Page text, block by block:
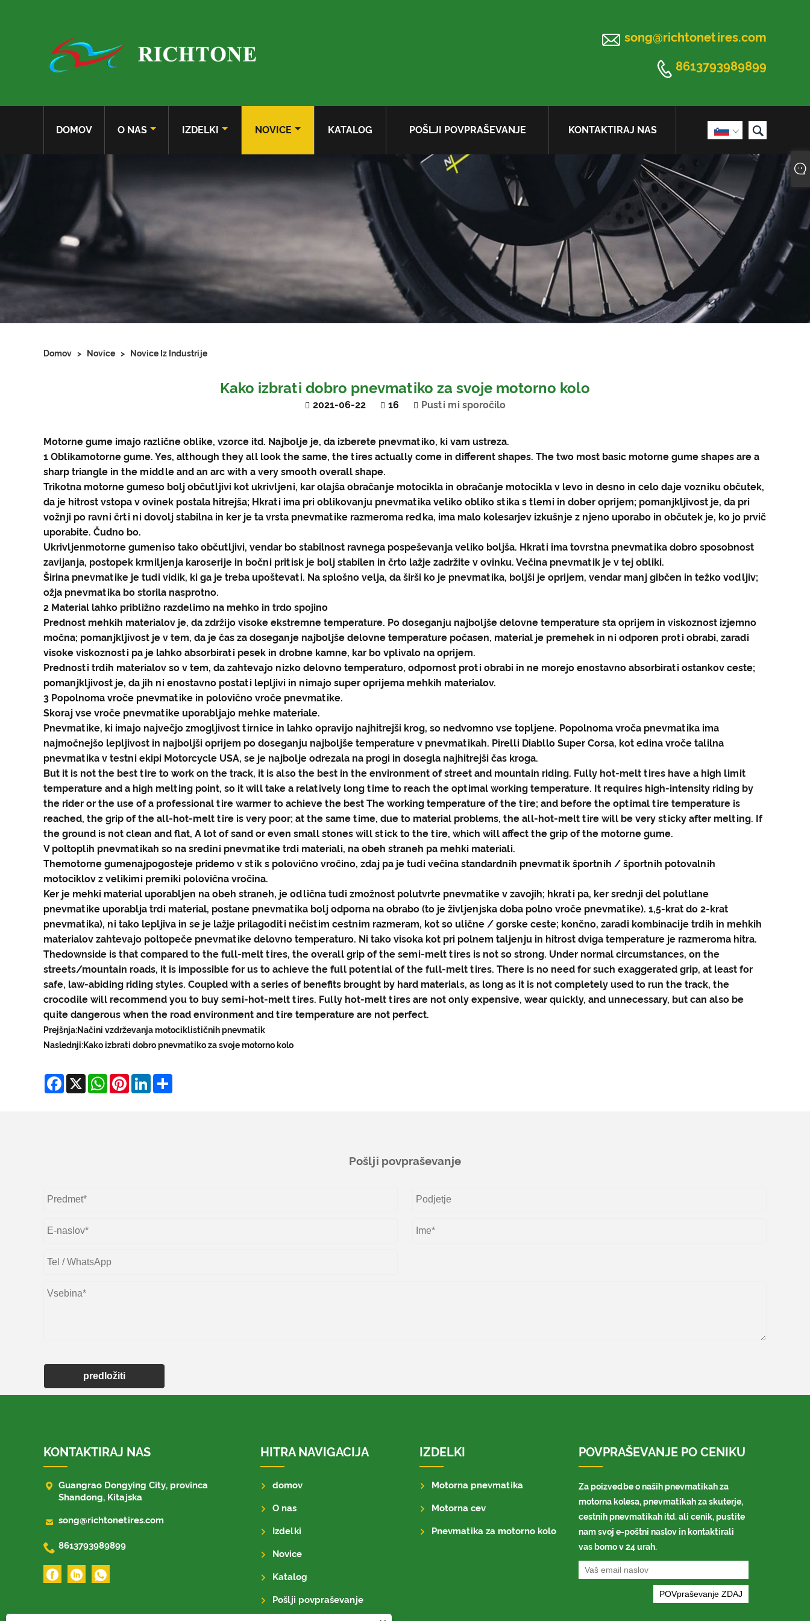
 song@richtonetires.com
 8613793989899
 
DOMOV O NAS IZDELKI NOVICE KATALOG POŠLJI POVPRAŠEVANJE KONTAKTIRAJ NAS
Domov > Novice > Novice Iz Industrije
Kako izbrati dobro pnevmatiko za svoje motorno kolo
2021-06-22 16 Pusti mi sporočilo
Motorne gume imajo različne oblike, vzorce itd. Najbolje je, da izberete pnevmatiko, ki vam ustreza.
1 Oblikamotorne gume. Yes, although they all look the same, the tires actually come in different shapes. The two most basic motorne gume shapes are a
sharp triangle in the middle and an arc with a very smooth overall shape.
Trikotna motorne gumeso bolj občutljivi kot ukrivljeni, kar olajša obračanje motocikla in obračanje motocikla v levo in desno in celo daje vozniku občutek,
da je hitrost vstopa v ovinek postala hitrejša; Hkrati ima pri oblikovanju pnevmatika veliko obliko stika s tlemi in dober oprijem; pomanjkljivost je, da pri
vožnji po ravni črti ni dovolj stabilna in ker je ta vrsta pnevmatike razmeroma redka, ima malo kolesarjev izkušnje z njeno uporabo in občutek je, ko jo prvič
uporabite. Čudno bo.
Ukrivljenmotorne gumeniso tako občutljivi, vendar bo stabilnost ravnega pospeševanja veliko boljša. Hkrati ima tovrstna pnevmatika dobro sposobnost
zavijanja, postopek krmiljenja karoserije in bočni pritisk je bolj stabilen in črto lažje zadržite v ovinku. Večina pnevmatik je v tej obliki.
Širina pnevmatike je tudi vidik, ki ga je treba upoštevati. Na splošno velja, da širši ko je pnevmatika, boljši je oprijem, vendar manj gibčen in težko vodljiv;
ožja pnevmatika bo storila nasprotno.
2 Material lahko približno razdelimo na mehko in trdo spojino
Prednost mehkih materialov je, da zdržijo visoke ekstremne temperature. Po doseganju najboljše delovne temperature sta oprijem in viskoznost izjemno
močna; pomanjkljivost je v tem, da je čas za doseganje najboljše delovne temperature počasen, material je premehek in ni odporen proti obrabi, zaradi
visoke viskoznosti pa je lahko absorbirati pesek in drobne kamne, kar bo vplivalo na oprijem.
Prednosti trdih materialov so v tem, da zahtevajo nizko delovno temperaturo, odpornost proti obrabi in ne morejo enostavno absorbirati ostankov ceste;
pomanjkljivost je, da jih ni enostavno postati lepljivi in ​​nimajo super oprijema mehkih materialov.
3 Popolnoma vroče pnevmatike in polovično vroče pnevmatike.
Skoraj vse vroče pnevmatike uporabljajo mehke materiale.
Pnevmatike, ki imajo največjo zmogljivost tirnice in lahko opravijo najhitrejši krog, so nedvomno vse topljene. Popolnoma vroča pnevmatika ima
najmočnejšo lepljivost in najboljši oprijem po doseganju najboljše temperature v pnevmatikah. Pirelli Diabllo Super Corsa, kot edina vroče talilna
pnevmatika v testni ekipi Motorcycle USA, se je najbolje odrezala na progi in dosegla najhitrejši čas kroga.
But it is not the best tire to work on the track, it is also the best in the environment of street and mountain riding. Fully hot-melt tires have a high limit
temperature and a high melting point, so it will take a relatively long time to reach the optimal working temperature. It requires high-intensity riding by
the rider or the use of a professional tire warmer to achieve the best The working temperature of the tire; and before the optimal tire temperature is
reached, the grip of the all-hot-melt tire is very poor; at the same time, due to material problems, the all-hot-melt tire will be very sticky after melting. If
the ground is not clean and flat, A lot of sand or even small stones will stick to the tire, which will affect the grip of the motorne gume.
V poltoplih pnevmatikah so na sredini pnevmatike trdi materiali, na obeh straneh pa mehki materiali.
Themotorne gumenajpogosteje pridemo v stik s polovično vročino, zdaj pa je tudi večina standardnih pnevmatik športnih / športnih potovalnih
motociklov z velikimi premiki polovična vročina.
Ker je mehki material uporabljen na obeh straneh, je odlična tudi zmožnost polutvrte pnevmatike v zavojih; hkrati pa, ker srednji del polutlane
pnevmatike uporablja trdi material, postane pnevmatika bolj odporna na obrabo (to je življenjska doba polno vroče pnevmatike). 1,5-krat do 2-krat
pnevmatika), ni tako lepljiva in se je lažje prilagoditi nečistim cestnim razmeram, kot so ulične / gorske ceste; končno, zaradi kombinacije trdih in mehkih
materialov zahtevajo poltopeče pnevmatike delovno temperaturo. Ni tako visoka kot pri polnem taljenju in hitrost dviga temperature je razmeroma hitra.
Thedownside is that compared to the full-melt tires, the overall grip of the semi-melt tires is not so strong. Under normal circumstances, on the
streets/mountain roads, it is impossible for us to achieve the full potential of the full-melt tires. There is no need for such exaggerated grip, at least for
safe, law-abiding riding styles. Coupled with a series of benefits brought by hard materials, as long as it is not completely used to run the track, the
crocodile will recommend you to buy semi-hot-melt tires. Fully hot-melt tires are not only expensive, wear quickly, and unnecessary, but can also be
quite dangerous when the road environment and tire temperature are not perfect.
Prejšnja:Načini vzdrževanja motociklističnih pnevmatik
Naslednji:Kako izbrati dobro pnevmatiko za svoje motorno kolo
Facebook
X WhatsApp
Pinterest
LinkedIn
Pošlji povpraševanje
predložiti
KONTAKTIRAJ NAS
 Guangrao Dongying City, provinca
Shandong, Kitajska
 song@richtonetires.com
 8613793989899
HITRA NAVIGACIJA
domov
O nas
Izdelki
Novice
Katalog
Pošlji povpraševanje
IZDELKI
Motorna pnevmatika
Motorna cev
Pnevmatika za motorno kolo
POVPRAŠEVANJE PO CENIKU
Za poizvedbe o naših pnevmatikah za
motorna kolesa, pnevmatikah za skuterje,
cestnih pnevmatikah itd. ali cenik, pustite
nam svoj e-poštni naslov in kontaktirali
vas bomo v 24 urah.